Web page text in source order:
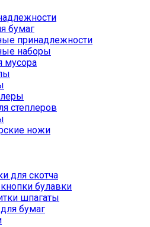
бумаг
принадлежности
наборы
мусора
степлеров
ножи
для скотча
булавки
шпагаты
бумаг